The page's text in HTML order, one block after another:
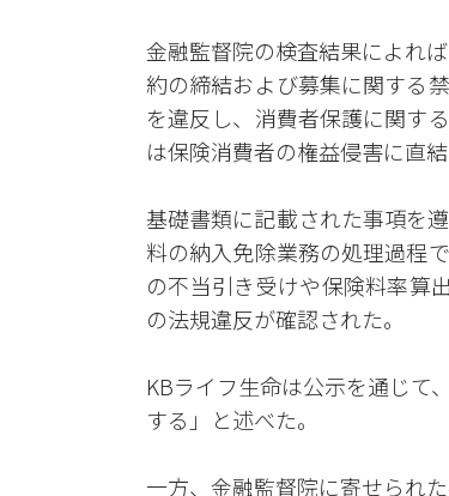
金融監督院の検査結果によれ
約の締結および募集に関する
を違反し、消費者保護に関す
は保険消費者の権益侵害に直
基礎書類に記載された事項を
料の納入免除業務の処理過程
の不当引き受けや保険料率算
の法規違反が確認された。
KBライフ生命は公示を通じて
する」と述べた。
一方、金融監督院に寄せられ